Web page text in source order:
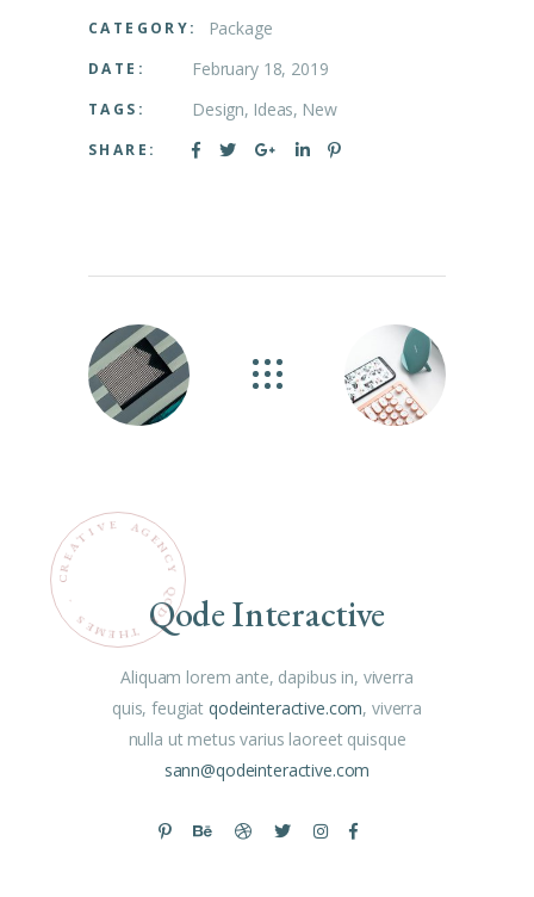
CATEGORY: Package
DATE: February 18, 2019
TAGS: Design Ideas New
SHARE:
C
R
E
A
T I V E AGE
N
C
Y
Q
O
D
E
T
H
E
M
E
S
. Qode Interactive
Aliquam lorem ante, dapibus in, viverra
quis, feugiat qodeinteractive.com, viverra
nulla ut metus varius laoreet quisque
sann@qodeinteractive.com